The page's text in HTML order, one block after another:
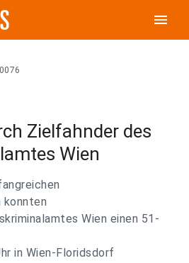
menu
Zielfahnder des
Wien
Wien einen 51-
in Wien-Floridsdorf